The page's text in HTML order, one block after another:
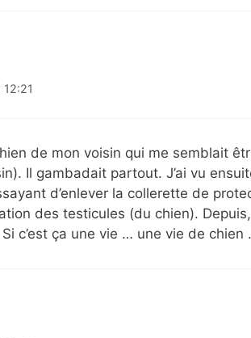
de mon voisin qui me semblait
Il gambadait partout. J’ai vu
d’enlever la collerette de
des testicules (du chien).
Si c’est ça une vie … une vie de